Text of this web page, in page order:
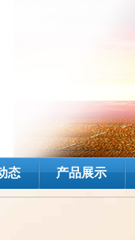
态 产品展示